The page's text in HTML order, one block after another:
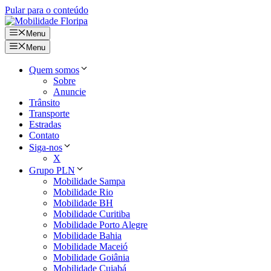
Pular para o conteúdo
Menu
Menu
Quem somos
Sobre
Anuncie
Trânsito
Transporte
Estradas
Contato
Siga-nos
X
Grupo PLN
Mobilidade Sampa
Mobilidade Rio
Mobilidade BH
Mobilidade Curitiba
Mobilidade Porto Alegre
Mobilidade Bahia
Mobilidade Maceió
Mobilidade Goiânia
Mobilidade Cuiabá